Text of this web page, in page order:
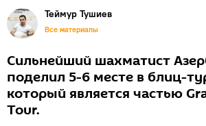
Теймур Тушиев
Все материалы
Сильнейший шахматист
поделил 5-6 месте в блиц-
который является частью
Tour.